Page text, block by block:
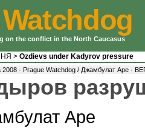
on the conflict in the North Caucasus
> Ozdievs under Kadyrov pressure
2008 · Prague Watchdog / Джамбулат Аре ·
Аре